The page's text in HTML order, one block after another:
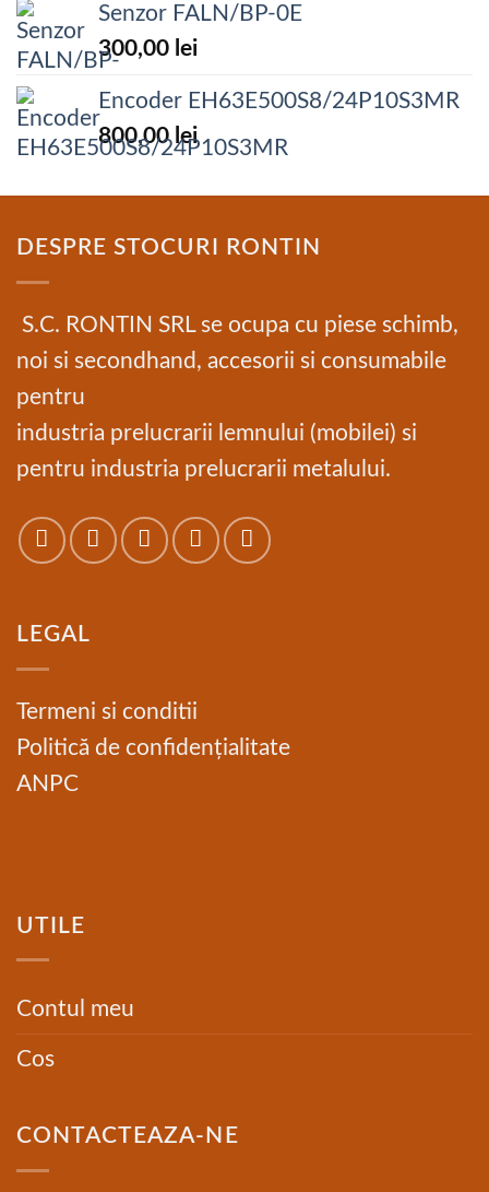
Senzor FALN/BP-0E
300,00 lei
Encoder EH63E500S8/24P10S3MR
800,00 lei
DESPRE STOCURI RONTIN
S.C. RONTIN SRL se ocupa cu piese schimb,
noi si secondhand, accesorii si consumabile
pentru
industria prelucrarii lemnului (mobilei) si
pentru industria prelucrarii metalului.
LEGAL
Termeni si conditii
Politică de confidențialitate
ANPC
UTILE
Contul meu
Cos
CONTACTEAZA-NE